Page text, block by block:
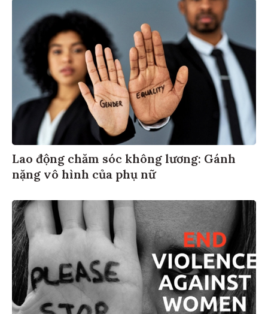
Lao động chăm sóc không lương: Gánh
nặng vô hình của phụ nữ